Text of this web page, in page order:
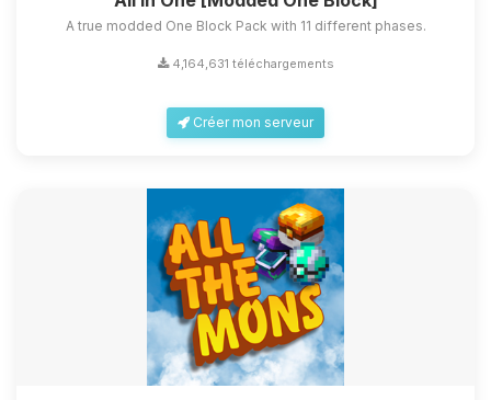
A true modded One Block Pack with 11 different phases.
4,164,631 téléchargements
Créer mon serveur